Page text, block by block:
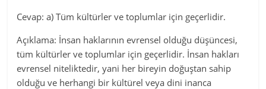
Cevap: a) Tüm kültürler ve toplumlar için geçerlidir.
Açıklama: İnsan haklarının evrensel olduğu düşüncesi,
tüm kültürler ve toplumlar için geçerlidir. İnsan hakları
evrensel niteliktedir, yani her bireyin doğuştan sahip
olduğu ve herhangi bir kültürel veya dini inanca